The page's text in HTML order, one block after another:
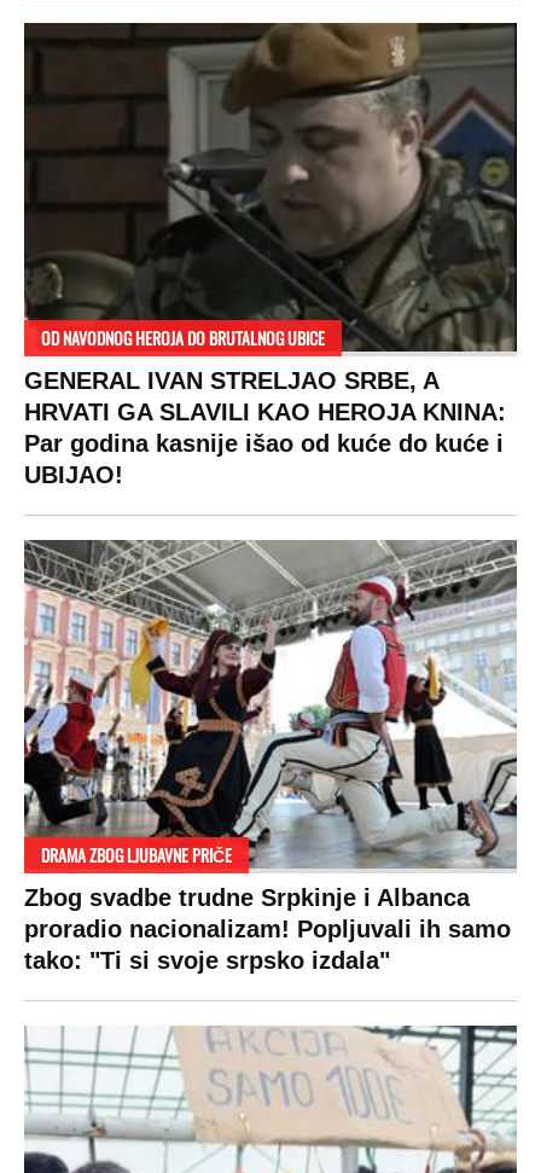
RAJ!
Žene u Srbiji su poludele za njima,
ogledaju se, bacaju pare: Ovde bunde
koštaju 100 evra, a neke i 2.000 dinara!
SPREMITE SE
Za posnu slavsku trpezu ove godine treba
izdvojiti ozbiljnu sumu novca: Nečija cela
plata ode na svega 20 gostiju
VESTI
Politika
Društvo
Hronika
Ekonomija
Kosovo
Sudbine
SHOWBIZ
Rijaliti
Zvezde
Holivud
Kviz
SPORT
Fudbal
Košarka
Tenis
Ostali sportovi
Navijači
Showtime
VIRALNO
Bizar
Svaštara
Tiktok
LIFESTYLE
Stil
Ljubav
Zdravlje
SVET
Planeta
Globalno zagrevanje
Hrvatska
BiH
MONDO INC.
Impressum
Kontakt
Marketing
Politika o kolačićima